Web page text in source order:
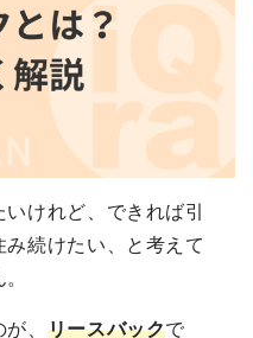
けれど、できれば引
続けたい、と考えて
、 リースバックで